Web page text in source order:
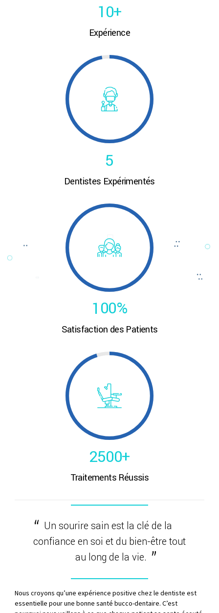
1
2
3
4
5
6
0
0+
Expérience
0
1
2
3
4
5
6
7
8
9
0
Dentistes Expérimentés
0
1
2
3
4
5
6
7
0
0
2
4
5
6
8
9
0
0
2
4
5
6
8
9
0%
Satisfaction des Patients
0
1
2
3
4
5
6
7
0
1
3
4
5
6
7
8
9
0
0
2
4
5
6
7
8
9
0
0
2
4
5
6
8
9
0+
Traitements Réussis
Un sourire sain est la clé de la
confiance en soi et du bien-être tout
au long de la vie.
Nous croyons qu’une expérience positive chez le dentiste est
essentielle pour une bonne santé bucco-dentaire. C’est